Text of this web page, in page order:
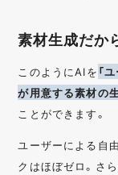
素材生成だか
このようにAIを 「
が用意する素材の
ことができます。
ユーザーによる自
クはほぼゼロ。さ